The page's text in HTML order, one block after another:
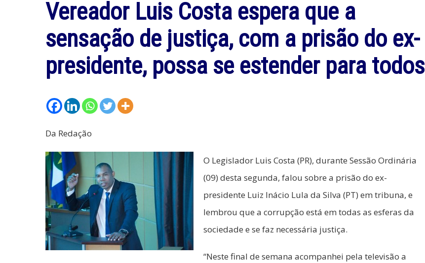
Vereador Luis Costa espera que a
sensação de justiça, com a prisão do ex-
presidente, possa se estender para todos
Da Redação
O Legislador Luis Costa (PR), durante Sessão Ordinária
(09) desta segunda, falou sobre a prisão do ex-
presidente Luiz Inácio Lula da Silva (PT) em tribuna, e
lembrou que a corrupção está em todas as esferas da
sociedade e se faz necessária justiça.
“Neste final de semana acompanhei pela televisão a